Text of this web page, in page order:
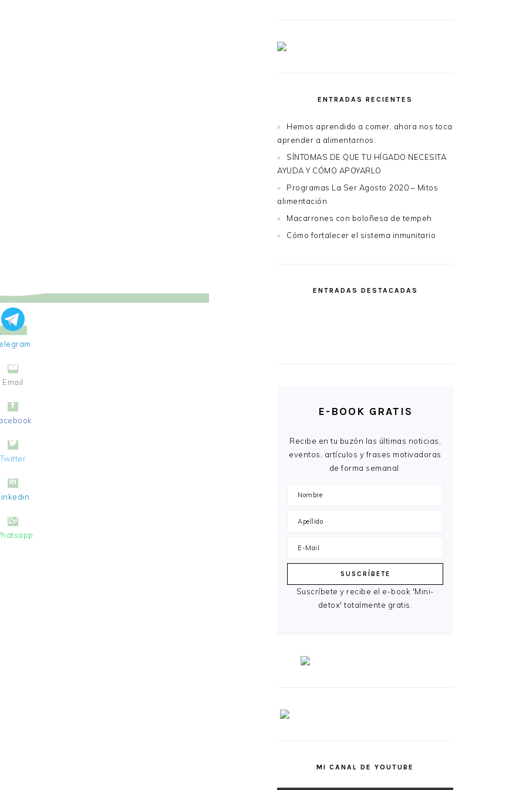
Email
Twitter
ENTRADAS RECIENTES
Hemos aprendido a comer, ahora nos toca
aprender a alimentarnos.
SÍNTOMAS DE QUE TU HÍGADO NECESITA
AYUDA Y CÓMO APOYARLO
Programas La Ser Agosto 2020 – Mitos
alimentación
Macarrones con boloñesa de tempeh
Cómo fortalecer el sistema inmunitario
ENTRADAS DESTACADAS
E-BOOK GRATIS
Recibe en tu buzón las últimas noticias,
eventos, artículos y frases motivadoras
de forma semanal.
Suscríbete y recibe el e-book 'Mini-
detox' totalmente gratis.
MI CANAL DE YOUTUBE